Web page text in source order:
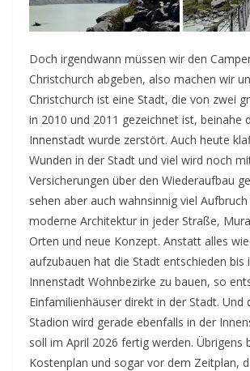
Doch irgendwann müssen wir den
Christchurch abgeben, also machen wir
Christchurch ist eine Stadt, die von zwei
in 2010 und 2011 gezeichnet ist, beinahe
Innenstadt wurde zerstört. Auch heute
Wunden in der Stadt und viel wird noch
Versicherungen über den Wiederaufbau
sehen aber auch wahnsinnig viel
moderne Architektur in jeder Straße,
Orten und neue Konzept. Anstatt alles
aufzubauen hat die Stadt entschieden bis
Innenstadt Wohnbezirke zu bauen, so
Einfamilienhäuser direkt in der Stadt. Und
Stadion wird gerade ebenfalls in der
soll im April 2026 fertig werden. Übrigens
Kostenplan und sogar vor dem Zeitplan,